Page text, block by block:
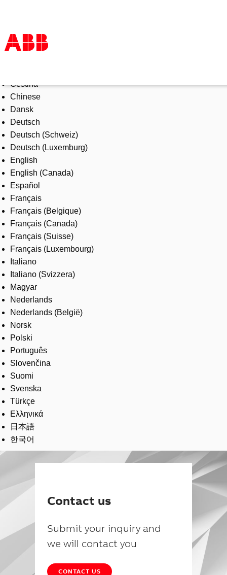
Products & Solutions
Industries
Services
About us
Where to buy
Contact us
Careers
Čeština
Chinese
Dansk
Deutsch
Deutsch (Schweiz)
Deutsch (Luxemburg)
English
English (Canada)
Español
Français
Français (Belgique)
Français (Canada)
Français (Suisse)
Français (Luxembourg)
Italiano
Italiano (Svizzera)
Magyar
Nederlands
Nederlands (België)
Norsk
Polski
Português
Slovenčina
Suomi
Svenska
Türkçe
Ελληνικά
日本語
한국어
Contact us
Submit your inquiry and
we will contact you
CONTACT US